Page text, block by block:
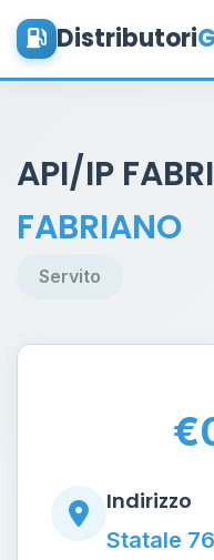
Distributori
API/IP
FABRIANO
Servito
Indirizzo
Statale